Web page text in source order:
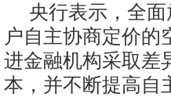
央行表示，全
户自主协商定价的
进金融机构采取差
本，并不断提高自